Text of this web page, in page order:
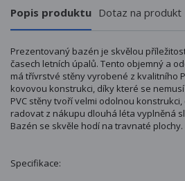
Popis produktu Dotaz na produkt
Prezentovaný bazén je skvělou
časech letních úpalů. Tento objemný a
má třívrstvé stěny vyrobené z kvalitního
kovovou konstrukci, díky které se
PVC stěny tvoří velmi odolnou
radovat z nákupu dlouhá léta vyplněná
Bazén se skvěle hodí na travnaté plochy.
Specifikace: